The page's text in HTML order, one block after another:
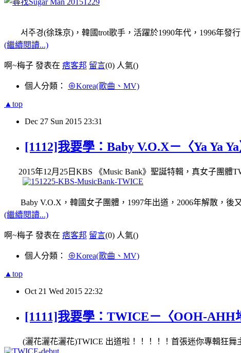
서주경(徐珠京)，韓國trot歌手，活躍於1990年代，1996年發行
(繼續閱讀...)
啊~梅子 發表在 痞客邦 留言(0) 人氣()
個人分類： ⊕Korea(歌曲、MV)
▲top
Dec 27 Sun 2015 23:31
[1112]我要學：Baby V.O.X－〈Ya Ya
2015年12月25日KBS 《Music Bank》聖誕特輯，真女子團體
Baby V.O.X，韓國女子團體，1997年出道，2006年解散，後
(繼續閱讀...)
啊~梅子 發表在 痞客邦 留言(0) 人氣()
個人分類： ⊕Korea(歌曲、MV)
▲top
Oct 21 Wed 2015 22:32
[1111]我要學：TWICE－〈OOH-AHH
(灑花灑花灑花)TWICE 出道啦！！！！！首張迷你專輯狂舞